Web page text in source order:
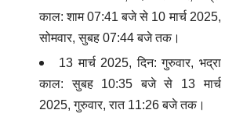
काल: शाम 07:41 बजे से 10 मार्च 2025,
सोमवार, सुबह 07:44 बजे तक।
13 मार्च 2025, दिन: गुरुवार, भद्रा
काल: सुबह 10:35 बजे से 13 मार्च
2025, गुरुवार, रात 11:26 बजे तक।